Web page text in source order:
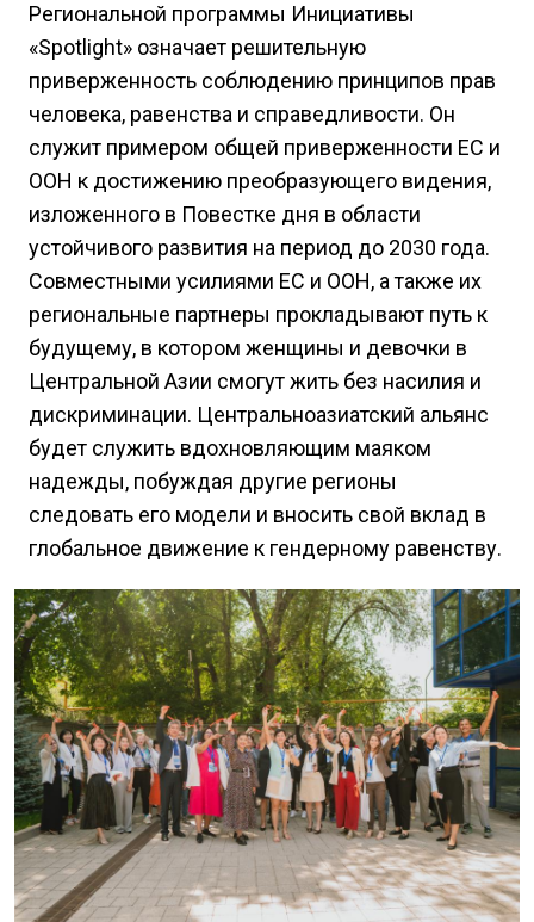
Региональной программы Инициативы
«Spotlight» означает решительную
приверженность соблюдению принципов прав
человека, равенства и справедливости. Он
служит примером общей приверженности ЕС и
ООН к достижению преобразующего видения,
изложенного в Повестке дня в области
устойчивого развития на период до 2030 года.
Совместными усилиями ЕС и ООН, а также их
региональные партнеры прокладывают путь к
будущему, в котором женщины и девочки в
Центральной Азии смогут жить без насилия и
дискриминации. Центральноазиатский альянс
будет служить вдохновляющим маяком
надежды, побуждая другие регионы
следовать его модели и вносить свой вклад в
глобальное движение к гендерному равенству.